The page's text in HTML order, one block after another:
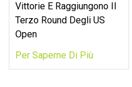
Vittorie E Raggiungono Il
Terzo Round Degli US
Open
Per Saperne Di Più